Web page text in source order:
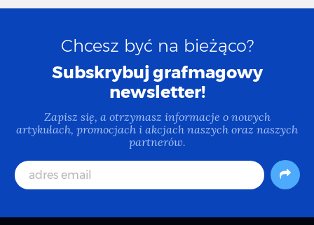
Chcesz być na bieżąco?
Subskrybuj grafmagowy
newsletter!
Zapisz się, a otrzymasz informacje o nowych
artykułach, promocjach i akcjach naszych oraz naszych
partnerów.